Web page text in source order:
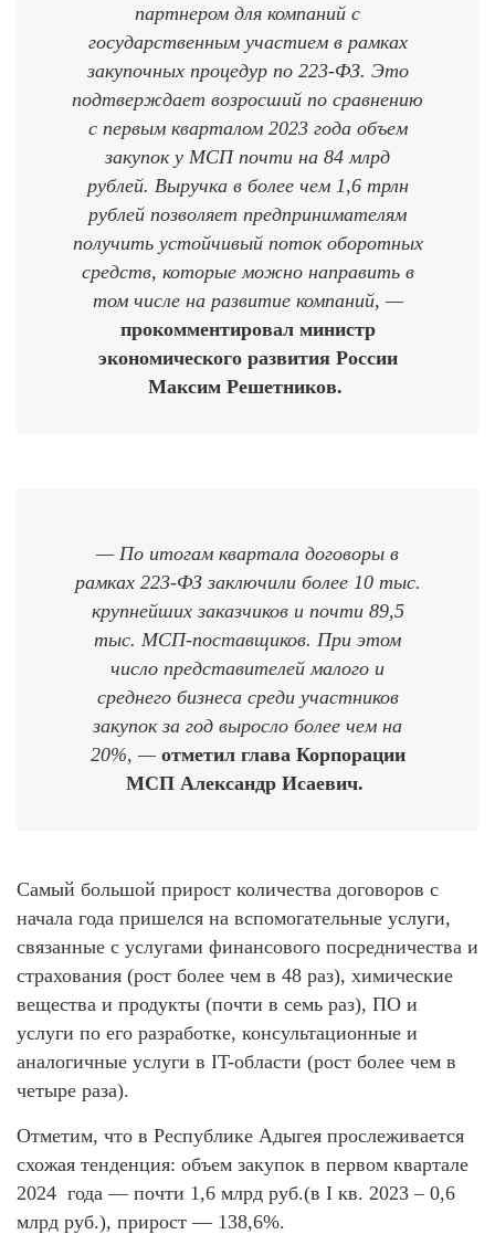
партнером для компаний с
государственным участием в рамках
закупочных процедур по 223-ФЗ. Это
подтверждает возросший по сравнению
с первым кварталом 2023 года объем
закупок у МСП почти на 84 млрд
рублей. Выручка в более чем 1,6 трлн
рублей позволяет предпринимателям
получить устойчивый поток оборотных
средств, которые можно направить в
том числе на развитие компаний, —
прокомментировал министр
экономического развития России
Максим Решетников.
— По итогам квартала договоры в
рамках 223-ФЗ заключили более 10 тыс.
крупнейших заказчиков и почти 89,5
тыс. МСП-поставщиков. При этом
число представителей малого и
среднего бизнеса среди участников
закупок за год выросло более чем на
20%, — отметил глава Корпорации
МСП Александр Исаевич.
Самый большой прирост количества договоров с
начала года пришелся на вспомогательные услуги,
связанные с услугами финансового посредничества и
страхования (рост более чем в 48 раз), химические
вещества и продукты (почти в семь раз), ПО и
услуги по его разработке, консультационные и
аналогичные услуги в IT-области (рост более чем в
четыре раза).
Отметим, что в Республике Адыгея прослеживается
схожая тенденция: объем закупок в первом квартале
2024 года — почти 1,6 млрд руб.(в I кв. 2023 – 0,6
млрд руб.), прирост — 138,6%.